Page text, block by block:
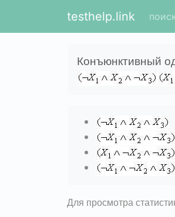
testhelp.link
Конъюнктивный
Для просмотра